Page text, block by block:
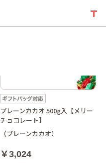
プレーンカカオ 500g入【メリー
チョコレート】
（プレーンカカオ）
￥3,024